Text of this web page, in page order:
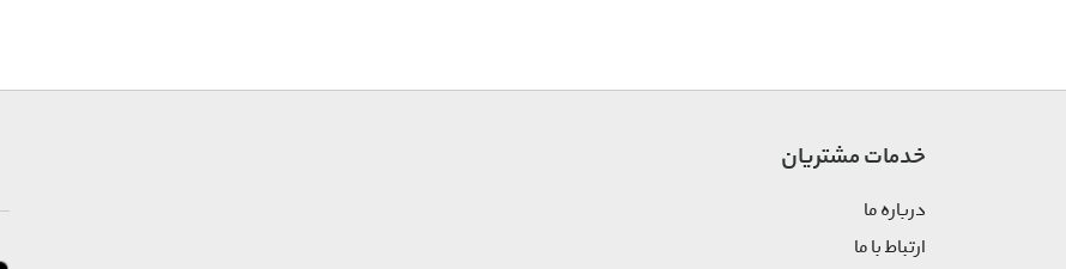
خدمات مشتریان
درباره ما
ارتباط با ما